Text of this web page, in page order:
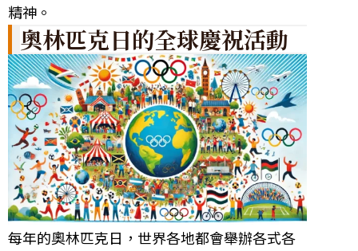
精神。
奧林匹克日的全球慶祝活動
每年的奧林匹克日，世界各地都會舉辦各式各